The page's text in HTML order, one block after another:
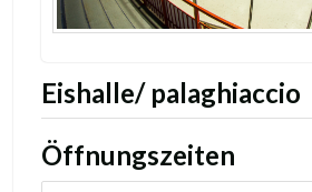
Eishalle/ palaghiaccio
Öffnungszeiten